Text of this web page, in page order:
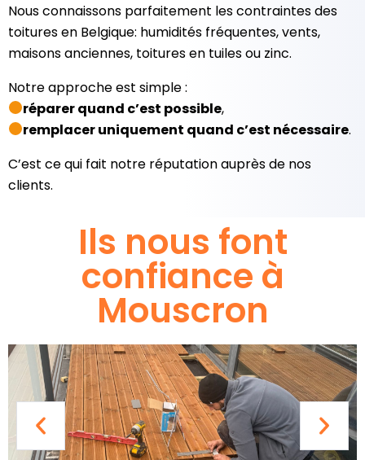
Nous connaissons parfaitement les contraintes des
toitures en Belgique: humidités fréquentes, vents,
maisons anciennes, toitures en tuiles ou zinc.
Notre approche est simple :
réparer quand c’est possible,
remplacer uniquement quand c’est nécessaire.
C’est ce qui fait notre réputation auprès de nos
clients.
Ils nous font
confiance à
Mouscron